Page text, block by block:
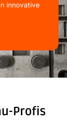
innovative
Profis